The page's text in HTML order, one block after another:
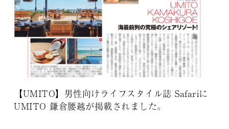
【UMITO】男性向けライフスタイル誌 Safariに
UMITO 鎌倉腰越が掲載されました。